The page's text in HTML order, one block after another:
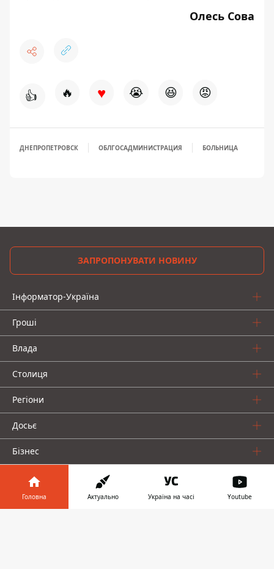
Олесь Сова
👍 🔥 ♥ 😭 😆 😡
ДНЕПРОПЕТРОВСК ОБЛГОСАДМИНИСТРАЦИЯ БОЛЬНИЦА
ЗАПРОПОНУВАТИ НОВИНУ
Інформатор-Україна
Гроші
Влада
Столиця
Регіони
Досьє
Бізнес
Про нас
Головна Актуально Україна на часі Youtube